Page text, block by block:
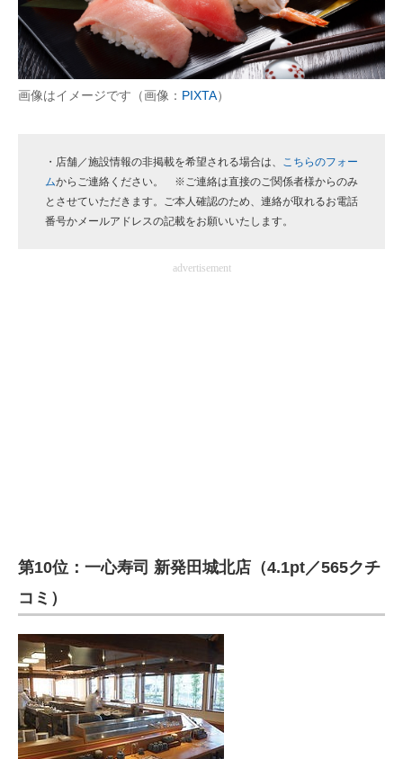
AI活用のいまが分かる
企業ITのトレンドを詳説
ITエンジニア向け専門サイト
企業向けIT製品の総合サイト
画像はイメージです（画像： PIXTA）
・店舗／施設情報の非掲載を希望される場合は、 こちらのフォー
ムからご連絡ください。 ※ご連絡は直接のご関係者様からのみ
とさせていただきます。ご本人確認のため、連絡が取れるお電話
番号かメールアドレスの記載をお願いいたします。
advertisement
第10位：一心寿司 新発田城北店（4.1pt／565クチ
コミ）